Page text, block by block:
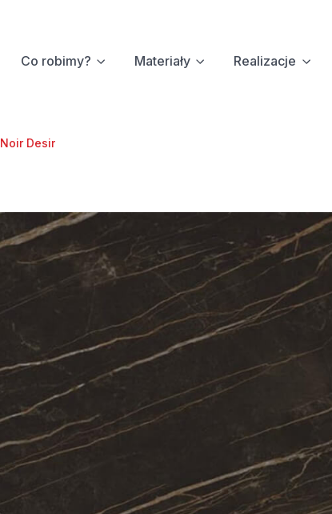
Co robimy? Materiały Realizacje
Noir Desir